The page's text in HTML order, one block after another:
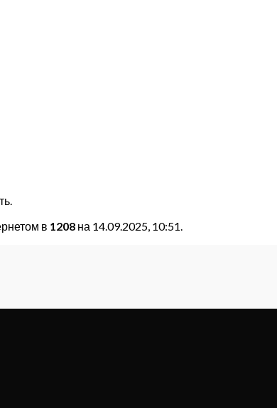
в 1208 на 14.09.2025, 10:51.